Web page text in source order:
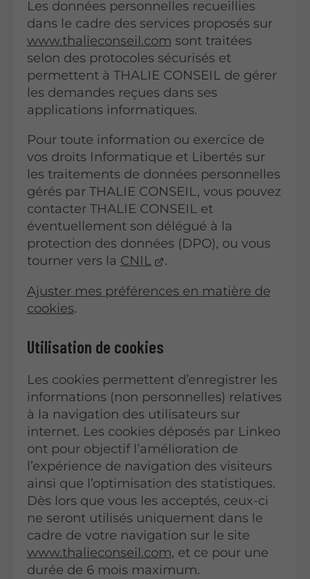
Les données personnelles recueillies
dans le cadre des services proposés sur
www.thalieconseil.com sont traitées
selon des protocoles sécurisés et
permettent à THALIE CONSEIL de gérer
les demandes reçues dans ses
applications informatiques.
Pour toute information ou exercice de
vos droits Informatique et Libertés sur
les traitements de données personnelles
gérés par THALIE CONSEIL, vous pouvez
contacter THALIE CONSEIL et
éventuellement son délégué à la
protection des données (DPO), ou vous
tourner vers la CNIL
.
Ajuster mes préférences en matière de
cookies.
Utilisation de cookies
Les cookies permettent d’enregistrer les
informations (non personnelles) relatives
à la navigation des utilisateurs sur
internet. Les cookies déposés par Linkeo
ont pour objectif l’amélioration de
l’expérience de navigation des visiteurs
ainsi que l’optimisation des statistiques.
Dès lors que vous les acceptés, ceux-ci
ne seront utilisés uniquement dans le
cadre de votre navigation sur le site
www.thalieconseil.com, et ce pour une
durée de 6 mois maximum.